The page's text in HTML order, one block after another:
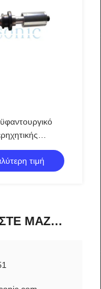
το
τιμή
ΕΠΙΚΟΙΝΩΝΉΣΤΕ ΜΑΖΊ ΜΑΣ